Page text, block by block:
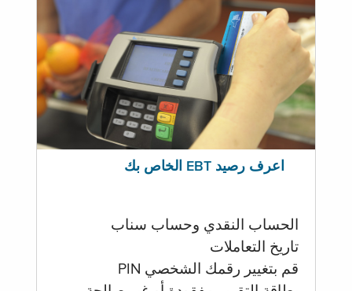
اعرف رصيد EBT الخاص بك
الحساب النقدي وحساب سناب
تاريخ التعاملات
قم بتغيير رقمك الشخصي PIN